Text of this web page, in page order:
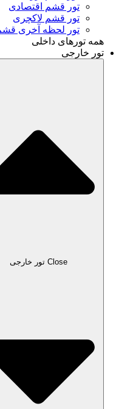
تور قشم اقتصادی
تور قشم لاکچری
تور لحظه آخری قشم
همه تورهای داخلی
تور خارجی
Close تور خارجی